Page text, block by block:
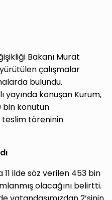
Bakanı Murat
çalışmalar
bulundu.
yayında konuşan Kurum,
bin konutun
teslim töreninin
11 ilde söz verilen 453 bin
olacağını belirtti.